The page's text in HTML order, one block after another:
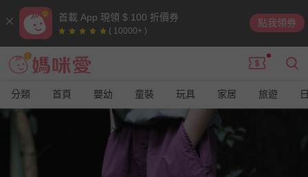
首載 App 現領 $ 100 折價券
( 10000+ )
點我領券
分類 首頁 嬰幼 童裝 玩具 家居 旅遊